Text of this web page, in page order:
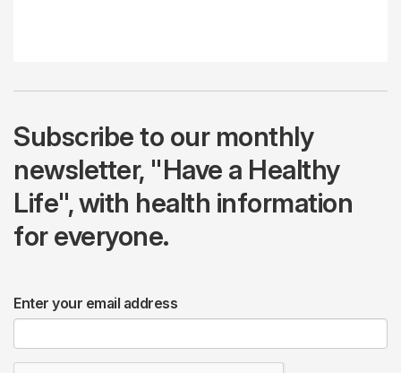
Subscribe to our monthly
newsletter, "Have a Healthy
Life", with health information
for everyone.
Enter your email address